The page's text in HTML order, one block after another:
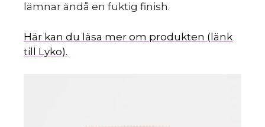
lämnar ändå en fuktig finish.
Här kan du läsa mer om produkten (länk
till Lyko).